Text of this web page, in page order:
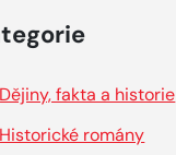
Dějiny, fakta a historie
Historické romány